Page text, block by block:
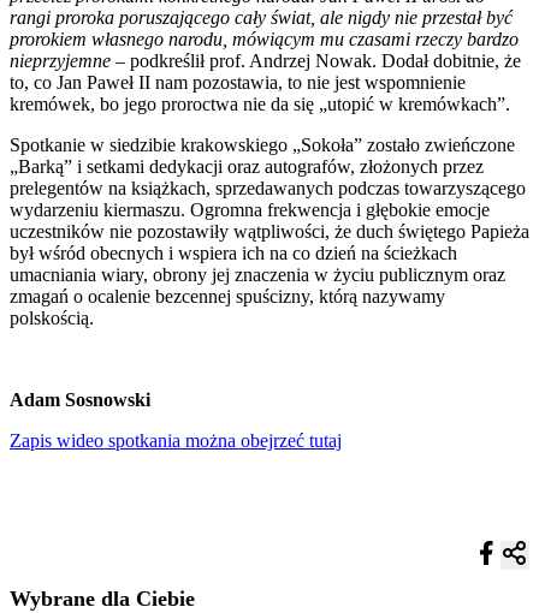
rangi proroka poruszającego cały świat, ale nigdy nie przestał być
prorokiem własnego narodu, mówiącym mu czasami rzeczy bardzo
nieprzyjemne – podkreślił prof. Andrzej Nowak. Dodał dobitnie, że
to, co Jan Paweł II nam pozostawia, to nie jest wspomnienie
kremówek, bo jego proroctwa nie da się „utopić w kremówkach”.
Spotkanie w siedzibie krakowskiego „Sokoła” zostało zwieńczone
„Barką” i setkami dedykacji oraz autografów, złożonych przez
prelegentów na książkach, sprzedawanych podczas towarzyszącego
wydarzeniu kiermaszu. Ogromna frekwencja i głębokie emocje
uczestników nie pozostawiły wątpliwości, że duch świętego Papieża
był wśród obecnych i wspiera ich na co dzień na ścieżkach
umacniania wiary, obrony jej znaczenia w życiu publicznym oraz
zmagań o ocalenie bezcennej spuścizny, którą nazywamy
polskością.
Adam Sosnowski
Zapis wideo spotkania można obejrzeć tutaj
Wybrane dla Ciebie